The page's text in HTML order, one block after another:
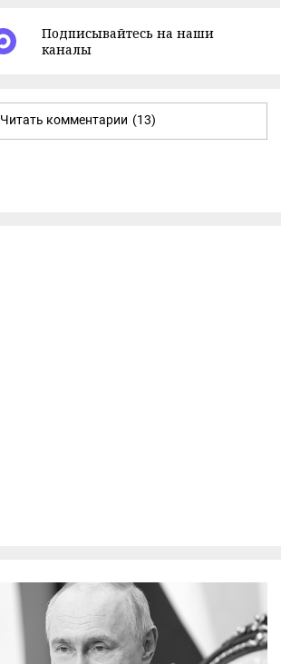
Подписывайтесь на наши
каналы
Читать комментарии (13)